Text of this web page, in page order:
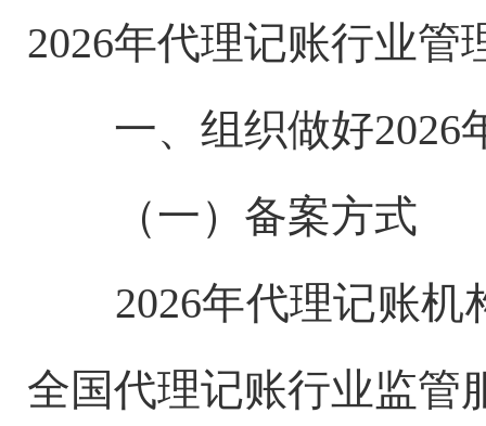
2026年代理记账行业管
一、组织做好2026
（一）备案方式
2026年代理记账
全国代理记账行业监管